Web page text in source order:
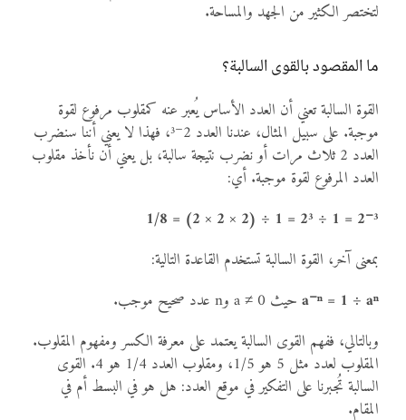
لتختصر الكثير من الجهد والمساحة.
ما المقصود بالقوى السالبة؟
القوة السالبة تعني أن العدد الأساس يُعبر عنه كمقلوب مرفوع لقوة
موجبة. على سبيل المثال، عندنا العدد 2⁻³، فهذا لا يعني أننا سنضرب
العدد 2 ثلاث مرات أو نضرب نتيجة سالبة، بل يعني أن نأخذ مقلوب
العدد المرفوع لقوة موجبة. أي:
2⁻³ = 1 ÷ 2³ = 1 ÷ (2 × 2 × 2) = 1/8
بمعنى آخر، القوة السالبة تستخدم القاعدة التالية:
a⁻ⁿ = 1 ÷ aⁿحيث a ≠ 0 وn عدد صحيح موجب.
وبالتالي، ففهم القوى السالبة يعتمد على معرفة الكسر ومفهوم المقلوب.
المقلوب لعدد مثل 5 هو 1/5، ومقلوب العدد 1/4 هو 4. القوى
السالبة تُجبرنا على التفكير في موقع العدد: هل هو في البسط أم في
المقام.